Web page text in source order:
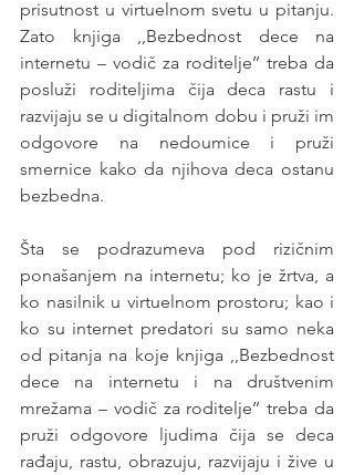
prisutnost u virtuelnom svetu u pitanju.
Zato knjiga ,,Bezbednost dece na
internetu – vodič za roditelje’’ treba da
posluži roditeljima čija deca rastu i
razvijaju se u digitalnom dobu i pruži im
odgovore na nedoumice i pruži
smernice kako da njihova deca ostanu
bezbedna.
Šta se podrazumeva pod rizičnim
ponašanjem na internetu; ko je žrtva, a
ko nasilnik u virtuelnom prostoru; kao i
ko su internet predatori su samo neka
od pitanja na koje knjiga ,,Bezbednost
dece na internetu i na društvenim
mrežama – vodič za roditelje’’ treba da
pruži odgovore ljudima čija se deca
rađaju, rastu, obrazuju, razvijaju i žive u